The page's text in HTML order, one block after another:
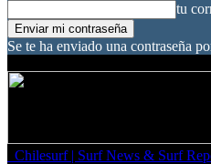
tu
Se te ha enviado una contraseña
Chilesurf | Surf News & Surf